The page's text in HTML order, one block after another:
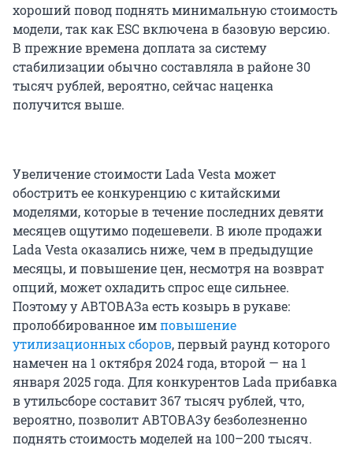
хороший повод поднять минимальную стоимость
модели, так как ESC включена в базовую версию.
В прежние времена доплата за систему
стабилизации обычно составляла в районе 30
тысяч рублей, вероятно, сейчас наценка
получится выше.
Увеличение стоимости Lada Vesta может
обострить ее конкуренцию с китайскими
моделями, которые в течение последних девяти
месяцев ощутимо подешевели. В июле продажи
Lada Vesta оказались ниже, чем в предыдущие
месяцы, и повышение цен, несмотря на возврат
опций, может охладить спрос еще сильнее.
Поэтому у АВТОВАЗа есть козырь в рукаве:
пролоббированное имповышение
утилизационных сборов, первый раунд которого
намечен на 1 октября 2024 года, второй — на 1
января 2025 года. Для конкурентов Lada прибавка
в утильсборе составит 367 тысяч рублей, что,
вероятно, позволит АВТОВАЗу безболезненно
поднять стоимость моделей на 100–200 тысяч.